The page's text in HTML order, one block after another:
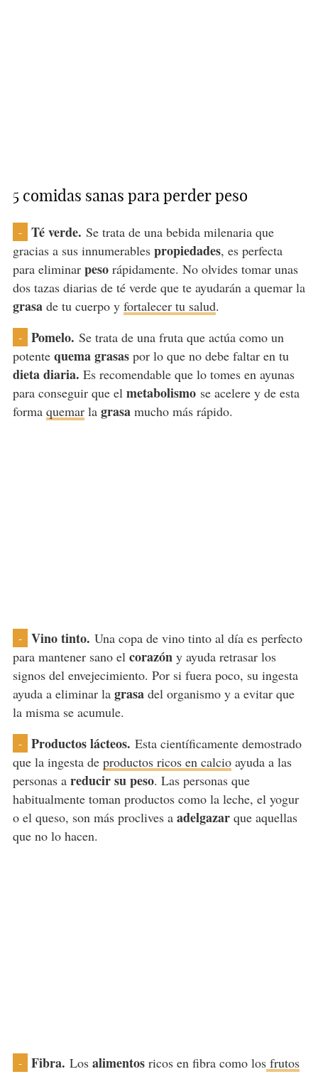
5 comidas sanas para perder peso
- Té verde. Se trata de una bebida milenaria que
gracias a sus innumerablespropiedades, es perfecta
para eliminar pesorápidamente. No olvides tomar unas
dos tazas diarias de té verde que te ayudarán a quemar la
grasade tu cuerpo y fortalecer tu salud.
- Pomelo. Se trata de una fruta que actúa como un
potentequema grasaspor lo que no debe faltar en tu
dieta diaria. Es recomendable que lo tomes en ayunas
para conseguir que elmetabolismose acelere y de esta
forma quemarlagrasamucho más rápido.
- Vino tinto. Una copa de vino tinto al día es perfecto
para mantener sano el corazón y ayuda retrasar los
signos del envejecimiento. Por si fuera poco, su ingesta
ayuda a eliminar lagrasadel organismo y a evitar que
la misma se acumule.
- Productos lácteos. Esta científicamente demostrado
que la ingesta de productos ricos en calcioayuda a las
personas a reducir su peso. Las personas que
habitualmente toman productos como la leche, el yogur
o el queso, son más proclives a adelgazarque aquellas
que no lo hacen.
- Fibra. Losalimentosricos en fibra como losfrutos